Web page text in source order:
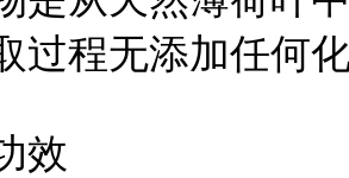
过程无添加任何
效